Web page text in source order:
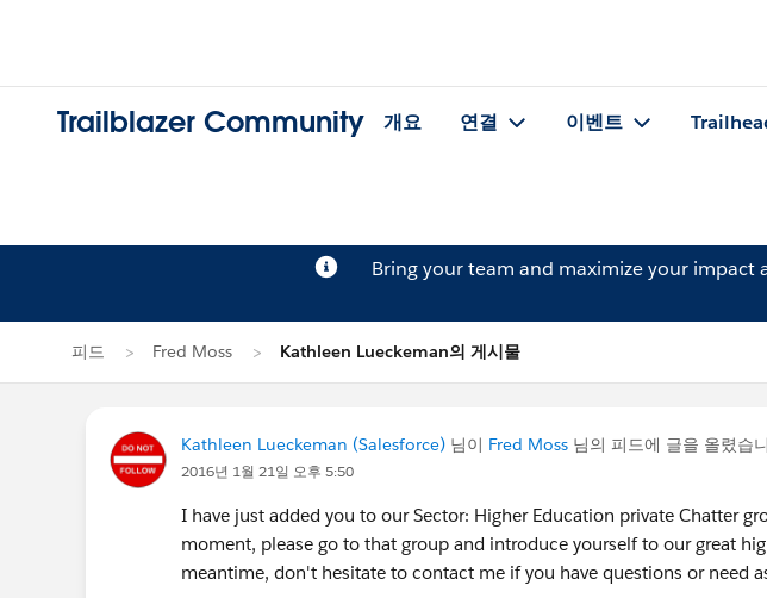
Trailblazer Community 개요 연결 이벤트
Bring your team and maximize your impact
피드 Fred Moss Kathleen Lueckeman의 게시물
Kathleen Lueckeman (Salesforce) 님이 Fred Moss 님의 피드에 글을 올렸습
2016년 1월 21일 오후 5:50
I have just added you to our Sector: Higher Education private Chatter
moment, please go to that group and introduce yourself to our great
meantime, don't hesitate to contact me if you have questions or need